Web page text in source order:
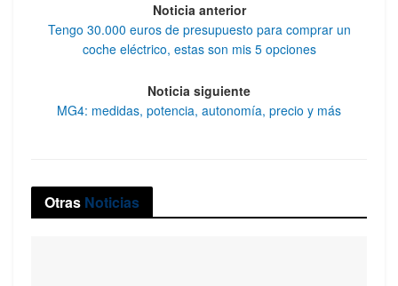
Noticia anterior
Tengo 30.000 euros de presupuesto para comprar un
coche eléctrico, estas son mis 5 opciones
Noticia siguiente
MG4: medidas, potencia, autonomía, precio y más
Otras Noticias